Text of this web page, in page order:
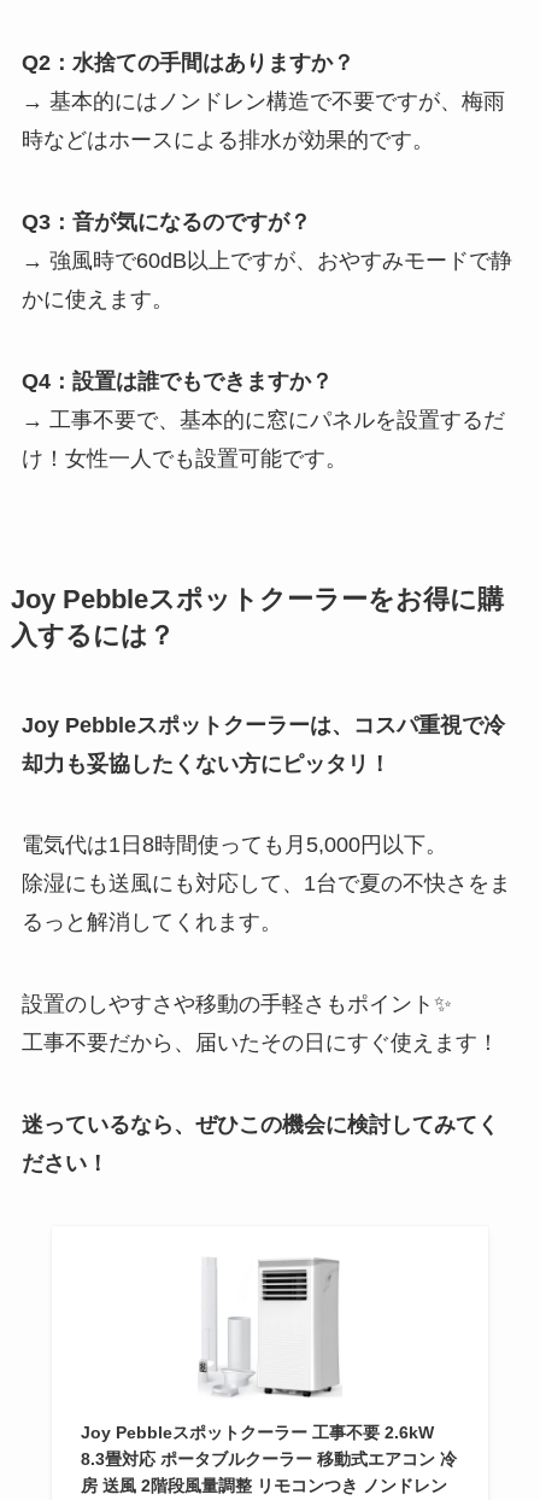
Q2：水捨ての手間はありますか？
→ 基本的にはノンドレン構造で不要ですが、梅雨
時などはホースによる排水が効果的です。
Q3：音が気になるのですが？
→ 強風時で60dB以上ですが、おやすみモードで静
かに使えます。
Q4：設置は誰でもできますか？
→ 工事不要で、基本的に窓にパネルを設置するだ
け！女性一人でも設置可能です。
Joy Pebbleスポットクーラーをお得に購
入するには？
Joy Pebbleスポットクーラーは、コスパ重視で冷
却力も妥協したくない方にピッタリ！
電気代は1日8時間使っても月5,000円以下。
除湿にも送風にも対応して、1台で夏の不快さをま
るっと解消してくれます。
設置のしやすさや移動の手軽さもポイント✨
工事不要だから、届いたその日にすぐ使えます！
迷っているなら、ぜひこの機会に検討してみてく
ださい！
Joy Pebbleスポットクーラー 工事不要 2.6kW
8.3畳対応 ポータブルクーラー 移動式エアコン 冷
房 送風 2階段風量調整 リモコンつき ノンドレン